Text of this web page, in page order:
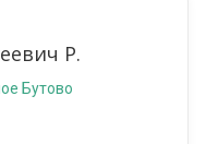
Р.
Бутово